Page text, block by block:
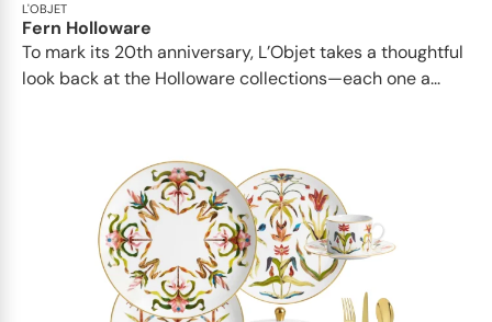
L'OBJET
Fern Holloware
To mark its 20th anniversary, L’Objet takes a thoughtful
look back at the Holloware collections—each one a...